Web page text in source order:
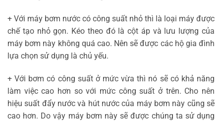
+ Với máy bơm nước có công suất nhỏ thì là loại máy được
chế tạo nhỏ gọn. Kéo theo đó là cột áp và lưu lượng của
máy bơm này không quá cao. Nên sẽ được các hộ gia đình
lựa chọn sử dụng là chủ yếu.
+ Với bơm có công suất ở mức vừa thì nó sẽ có khả năng
làm việc cao hơn so với mức công suất ở trên. Cho nên
hiệu suất đẩy nước và hút nước của máy bơm này cũng sẽ
cao hơn. Do vậy máy bơm này sẽ được chúng ta sử dụng